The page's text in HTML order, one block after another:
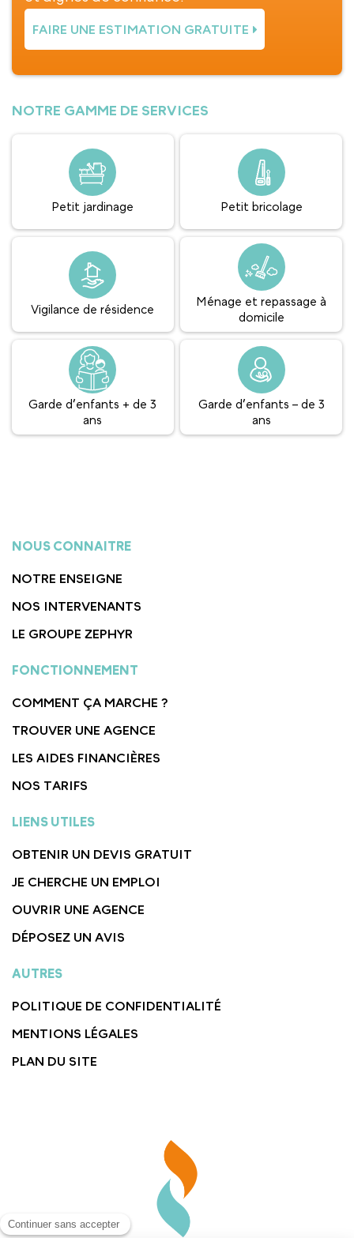
FAIRE UNE ESTIMATION GRATUITE
NOTRE GAMME DE SERVICES
Petit jardinage Petit bricolage
Vigilance de résidence
Ménage et repassage à
domicile
Garde d’enfants + de 3
ans
Garde d’enfants – de 3
ans
NOUS CONNAITRE
NOTRE ENSEIGNE
NOS INTERVENANTS
LE GROUPE ZEPHYR
FONCTIONNEMENT
COMMENT ÇA MARCHE ?
TROUVER UNE AGENCE
LES AIDES FINANCIÈRES
NOS TARIFS
LIENS UTILES
OBTENIR UN DEVIS GRATUIT
JE CHERCHE UN EMPLOI
OUVRIR UNE AGENCE
DÉPOSEZ UN AVIS
AUTRES
POLITIQUE DE CONFIDENTIALITÉ
MENTIONS LÉGALES
PLAN DU SITE